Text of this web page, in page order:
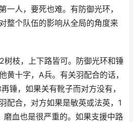
一人，要死也难。有防御光环，
整个队伍的影响从全局的角度来
枝，上下路皆可。防御光环和锤
黄十字，A兵。有关羽配合的话，
锤，如果关有靴子而对方没有，
配合，对方如果是敏英或法英，1
磨血也是很严重的。如果支援中路